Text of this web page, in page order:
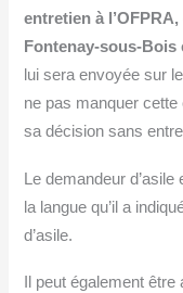
entretien à
Fontenay-sous-
lui sera envoyée sur
ne pas manquer cette
sa décision sans
Le demandeur d’asile
la langue qu’il a
d’asile.
Il peut également